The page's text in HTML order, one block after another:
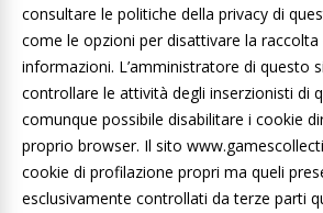
consultare le politiche della privacy di
come le opzioni per disattivare la raccolta
informazioni. L’amministratore di questo
controllare le attività degli inserzionisti di
comunque possibile disabilitare i cookie
proprio browser. Il sito
cookie di profilazione propri ma queli
esclusivamente controllati da terze parti